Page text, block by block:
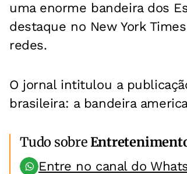
uma enorme bandeira dos
destaque no New York
redes.
O jornal intitulou a
brasileira: a bandeira
Tudo sobre
Entre no canal do